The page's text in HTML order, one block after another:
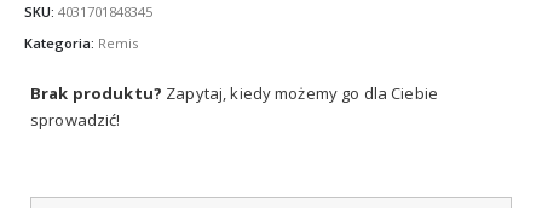
SKU: 4031701848345
Kategoria: Remis
Brak produktu? Zapytaj, kiedy możemy go dla Ciebie
sprowadzić!